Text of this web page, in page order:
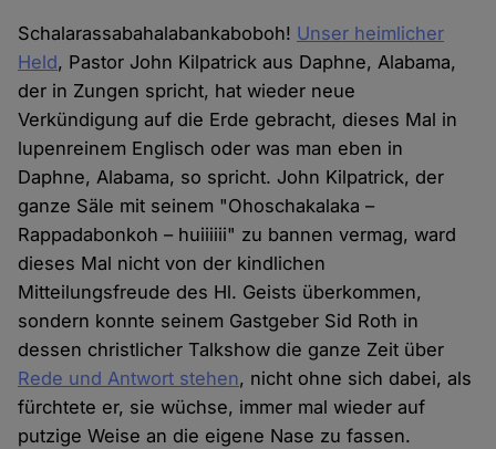
Schalarassabahalabankaboboh! Unser heimlicher
Held, Pastor John Kilpatrick aus Daphne, Alabama,
der in Zungen spricht, hat wieder neue
Verkündigung auf die Erde gebracht, dieses Mal in
lupenreinem Englisch oder was man eben in
Daphne, Alabama, so spricht. John Kilpatrick, der
ganze Säle mit seinem "Ohoschakalaka –
Rappadabonkoh – huiiiiii" zu bannen vermag, ward
dieses Mal nicht von der kindlichen
Mitteilungsfreude des Hl. Geists überkommen,
sondern konnte seinem Gastgeber Sid Roth in
dessen christlicher Talkshow die ganze Zeit über
Rede und Antwort stehen, nicht ohne sich dabei, als
fürchtete er, sie wüchse, immer mal wieder auf
putzige Weise an die eigene Nase zu fassen.